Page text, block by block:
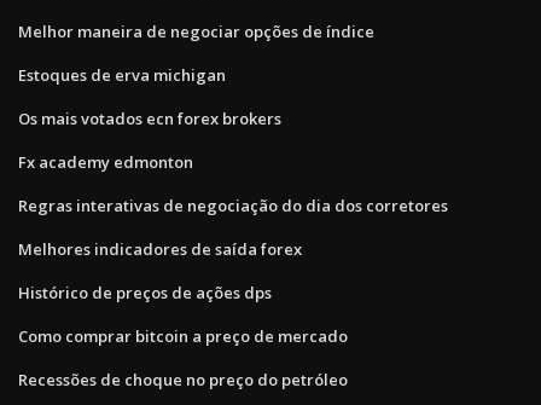
Melhor maneira de negociar opções de índice
Estoques de erva michigan
Os mais votados ecn forex brokers
Fx academy edmonton
Regras interativas de negociação do dia dos corretores
Melhores indicadores de saída forex
Histórico de preços de ações dps
Como comprar bitcoin a preço de mercado
Recessões de choque no preço do petróleo